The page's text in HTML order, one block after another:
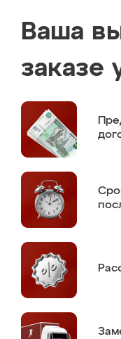
Ваша
заказе